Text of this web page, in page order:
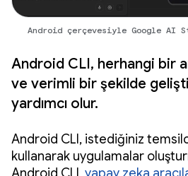
Android çerçevesiyle Google AI
Android CLI, herhangi bir
ve verimli bir şekilde
yardımcı olur.
Android CLI, istediğiniz
kullanarak uygulamalar